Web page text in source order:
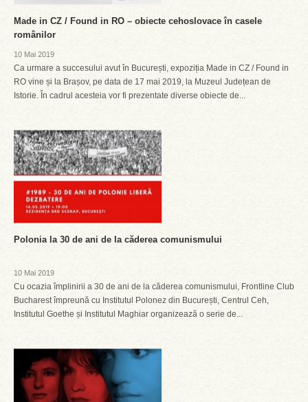
Made in CZ / Found in RO – obiecte cehoslovace în casele
românilor
10 Mai 2019
Ca urmare a succesului avut în București, expoziția Made in CZ / Found in
RO vine și la Brașov, pe data de 17 mai 2019, la Muzeul Județean de
Istorie. În cadrul acesteia vor fi prezentate diverse obiecte de...
Polonia la 30 de ani de la căderea comunismului
10 Mai 2019
Cu ocazia împlinirii a 30 de ani de la căderea comunismului, Frontline Club
Bucharest împreună cu Institutul Polonez din București, Centrul Ceh,
Institutul Goethe și Institutul Maghiar organizează o serie de...